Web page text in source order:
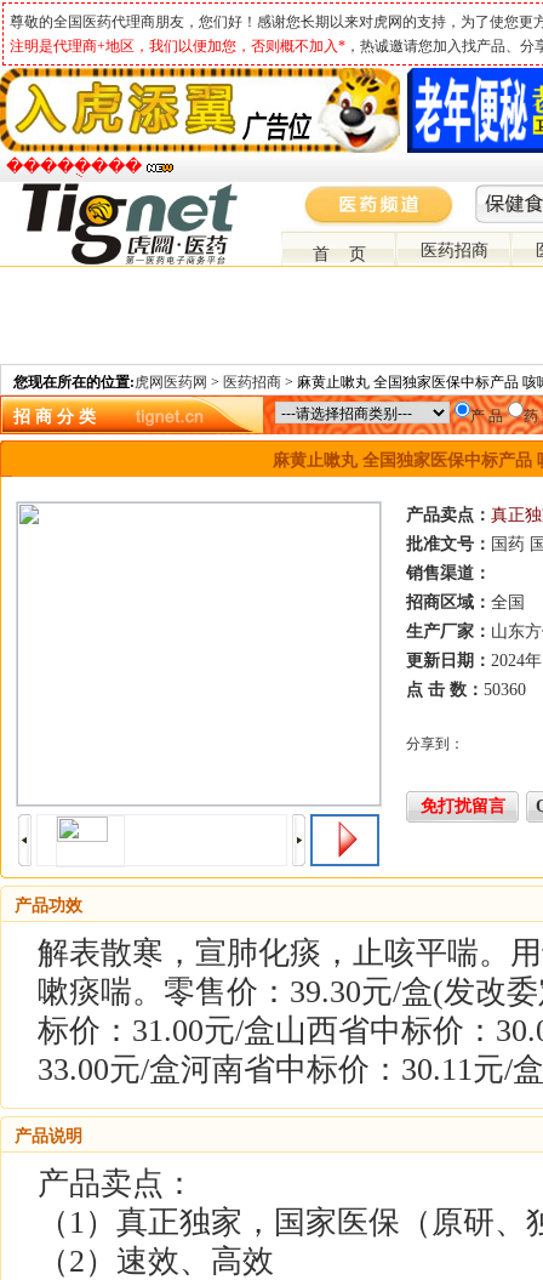
尊敬的全国医药代理商朋友，您们好！感谢您长期以来对虎网的支持，为了使您更
注明是代理商+地区，我们以便加您，否则概不加入* ，热诚邀请您加入找产品、
�����ֻ���
首 页 医药招商
您现在所在的位置:虎网医药网 > 医药招商 > 麻黄止嗽丸 全国独家医保中标产品
招 商 分 类 产 品 药
麻黄止嗽丸 全国独家医保中标产品
产品卖点： 真正
批准文号： 国药
销售渠道：
招商区域： 全国
生产厂家： 山东
更新日期： 2024
点 击 数： 50360
分享到：
免打扰留言
产品功效
解表散寒，宣肺化痰，止咳平喘。
嗽痰喘。零售价：39.30元/盒(发改
标价：31.00元/盒山西省中标价：
33.00元/盒河南省中标价：30.11元/盒
产品说明
产品卖点：
（1）真正独家，国家医保（原研、
（2）速效、高效